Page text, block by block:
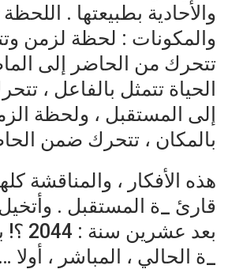
والأحادية بطبيعتها . اللحظة
والمكونات : لحظة لزمن
تتحرك من الحاضر إلى
الحياة تتمثل بالفاعل ،
إلى المستقبل ، ولحظة
بالمكان ، تتحرك ضمن
هذه الأفكار ، والمناقشة
قارئ _ة المستقبل .
بعد
_ة الحالي ، المباشر ،